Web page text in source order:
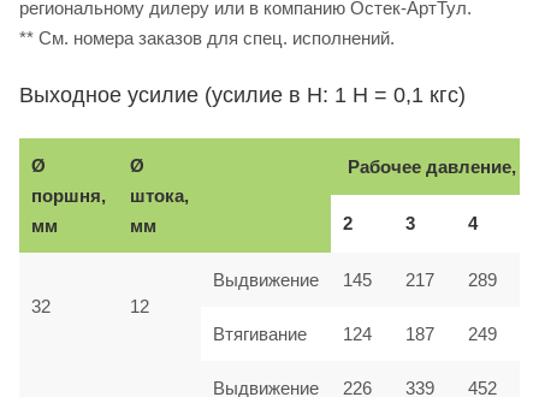
региональному дилеру или в компанию Остек-АртТул.
** См. номера заказов для спец. исполнений.
Выходное усилие (усилие в Н: 1 Н = 0,1 кгс)
Ø
поршня,
мм
Ø
штока,
мм
Рабочее давление,
2 3 4
32 12
Выдвижение 145 217 289
Втягивание 124 187 249
Выдвижение 226 339 452